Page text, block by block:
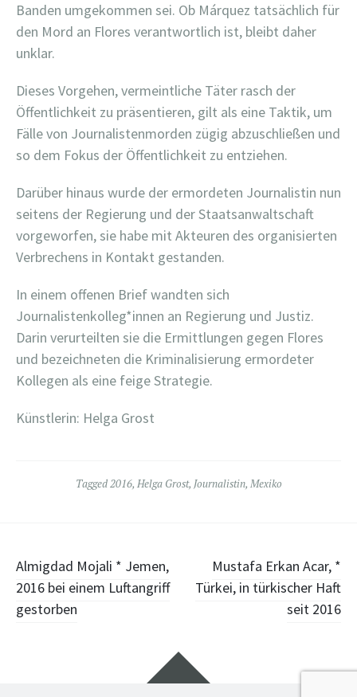
Banden umgekommen sei. Ob Márquez tatsächlich für
den Mord an Flores verantwortlich ist, bleibt daher
unklar.
Dieses Vorgehen, vermeintliche Täter rasch der
Öffentlichkeit zu präsentieren, gilt als eine Taktik, um
Fälle von Journalistenmorden zügig abzuschließen und
so dem Fokus der Öffentlichkeit zu entziehen.
Darüber hinaus wurde der ermordeten Journalistin nun
seitens der Regierung und der Staatsanwaltschaft
vorgeworfen, sie habe mit Akteuren des organisierten
Verbrechens in Kontakt gestanden.
In einem offenen Brief wandten sich
Journalistenkolleg*innen an Regierung und Justiz.
Darin verurteilten sie die Ermittlungen gegen Flores
und bezeichneten die Kriminalisierung ermordeter
Kollegen als eine feige Strategie.
Künstlerin: Helga Grost
Tagged2016, Helga Grost, Journalistin, Mexiko
Post
navigation
Almigdad Mojali * Jemen,
2016 bei einem Luftangriff
gestorben
Mustafa Erkan Acar, *
Türkei, in türkischer Haft
seit 2016
Widgets